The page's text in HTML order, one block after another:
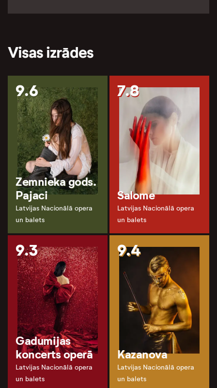
Visas izrādes
9.6
Zemnieka gods.
Pajaci
Latvijas Nacionālā opera
un balets
7.8
Salome
Latvijas Nacionālā opera
un balets
9.3
Gadumijas
koncerts operā
Latvijas Nacionālā opera
un balets
9.4
Kazanova
Latvijas Nacionālā opera
un balets